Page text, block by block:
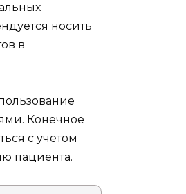
носить
в
Конечное
с учетом
пациента.